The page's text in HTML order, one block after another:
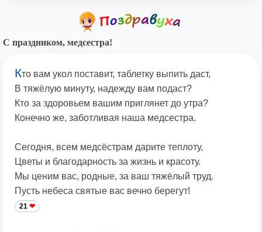
С праздником, медсестра!
Кто вам укол поставит, таблетку выпить даст,
В тяжёлую минуту, надежду вам подаст?
Кто за здоровьем вашим приглянет до утра?
Конечно же, заботливая наша медсестра.
Сегодня, всем медсёстрам дарите теплоту,
Цветы и благодарность за жизнь и красоту.
Мы ценим вас, родные, за ваш тяжёлый труд.
Пусть небеса святые вас вечно берегут!
21